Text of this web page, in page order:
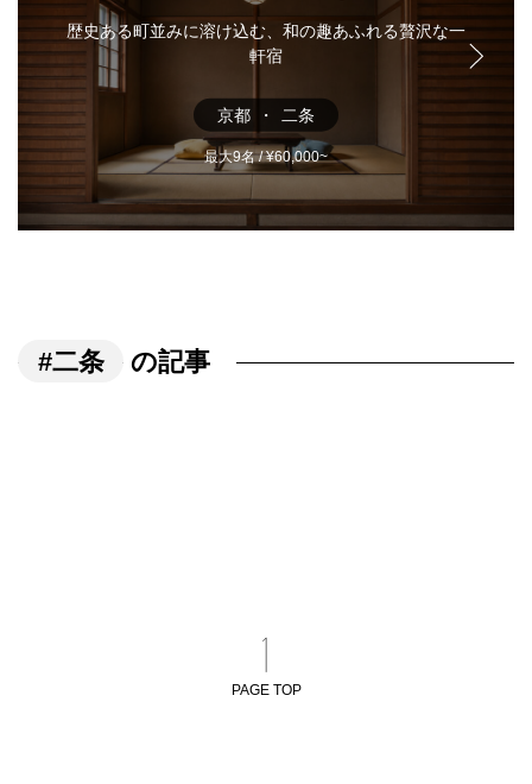
歴史ある町並みに溶け込む、和の趣あふれる贅沢な一
軒宿
京都 二条
最大9名 / ¥60,000~
#二条 の記事
PAGE TOP